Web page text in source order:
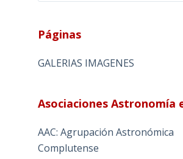
Páginas
GALERIAS IMAGENES
Asociaciones Astronomía
AAC: Agrupación Astronómica
Complutense